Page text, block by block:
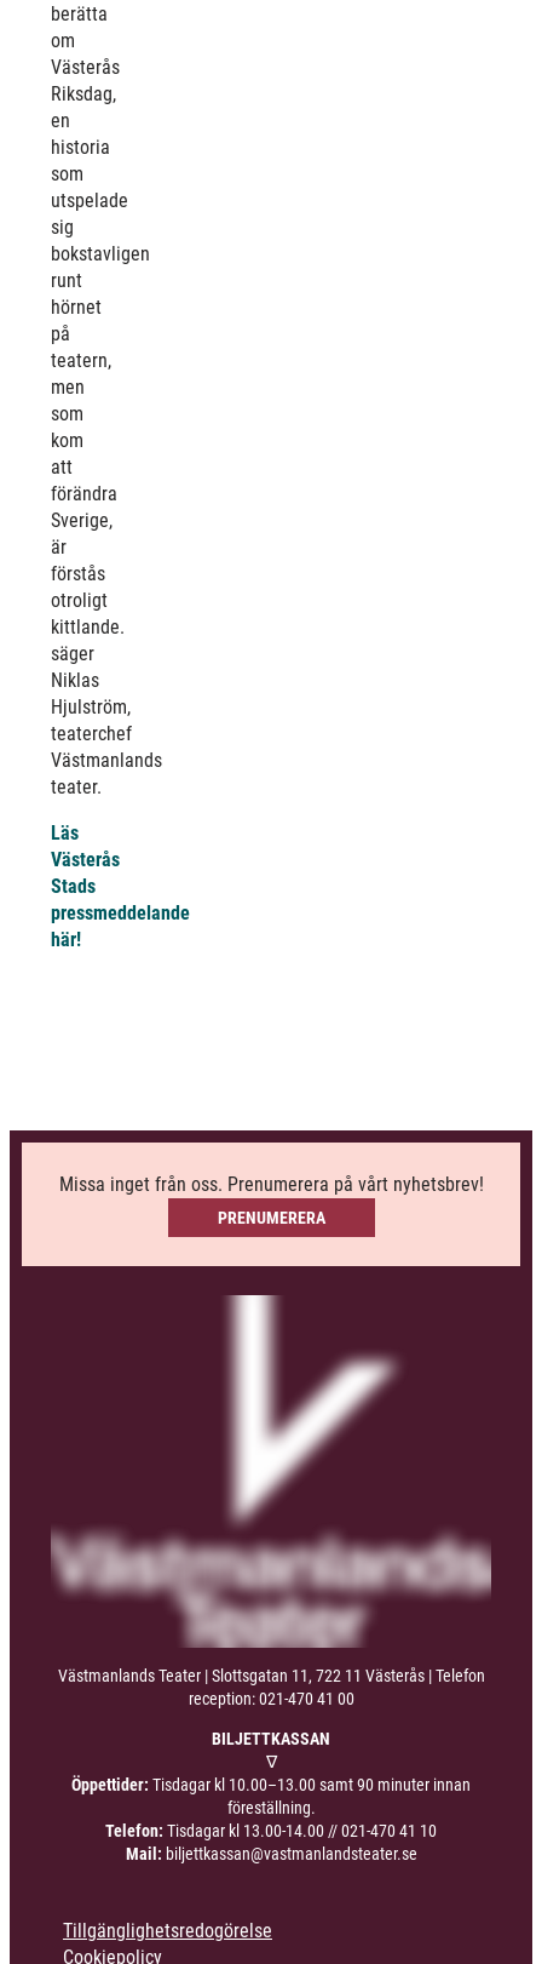
berätta
om
Västerås
Riksdag,
en
historia
som
utspelade
sig
bokstavligen
runt
hörnet
på
teatern,
men
som
kom
att
förändra
Sverige,
är
förstås
otroligt
kittlande.
säger
Niklas
Hjulström,
teaterchef
Västmanlands
teater.
Läs
Västerås
Stads
pressmeddelande
här!
Missa inget från oss. Prenumerera på vårt nyhetsbrev!
PRENUMERERA
Västmanlands Teater | Slottsgatan 11, 722 11 Västerås | Telefon
reception: 021-470 41 00
BILJETTKASSAN
∇
Öppettider: Tisdagar kl 10.00–13.00 samt 90 minuter innan
föreställning.
Telefon: Tisdagar kl 13.00-14.00 //021-470 41 10
Mail: biljettkassan@vastmanlandsteater.se
Tillgänglighetsredogörelse
Cookiepolicy